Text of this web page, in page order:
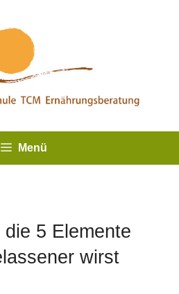
Menü
5 Elemente
wirst